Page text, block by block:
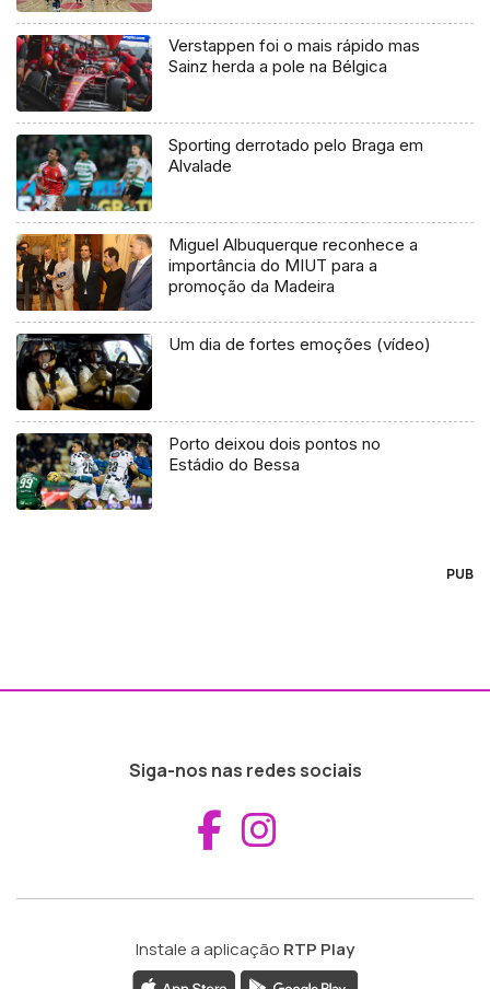
Verstappen foi o mais rápido mas
Sainz herda a pole na Bélgica
Sporting derrotado pelo Braga em
Alvalade
Miguel Albuquerque reconhece a
importância do MIUT para a
promoção da Madeira
Um dia de fortes emoções (vídeo)
Porto deixou dois pontos no
Estádio do Bessa
PUB
Siga-nos nas redes sociais
Aceder ao
Instale a aplicação RTP Play